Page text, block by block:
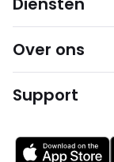
Over ons
Support